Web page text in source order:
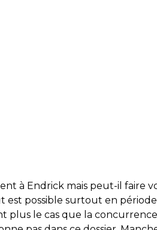
à Endrick mais peut-il faire
est possible surtout en
plus le cas que la concurrence